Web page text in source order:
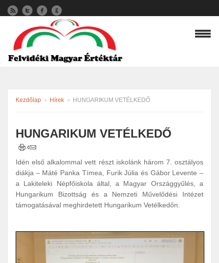
Kezdőlap » Hírek » HUNGARIKUM VETÉLKEDŐ
HUNGARIKUM VETÉLKEDŐ
Idén első alkalommal vett részt iskolánk három 7. osztályos
diákja – Máté Panka Tímea, Furik Júlia és Gábor Levente –
a Lakiteleki Népfőiskola által, a Magyar Országgyűlés, a
Hungarikum Bizottság és a Nemzeti Művelődési Intézet
támogatásával meghirdetett Hungarikum Vetélkedőn.